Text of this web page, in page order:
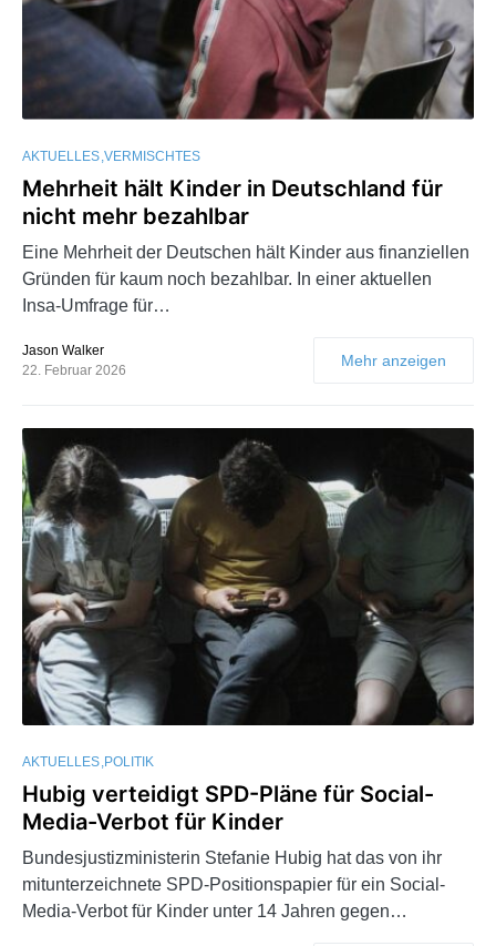
AKTUELLES VERMISCHTES
Mehrheit hält Kinder in Deutschland für
nicht mehr bezahlbar
Eine Mehrheit der Deutschen hält Kinder aus finanziellen
Gründen für kaum noch bezahlbar. In einer aktuellen
Insa-Umfrage für…
Jason Walker
22. Februar 2026
Mehr anzeigen
AKTUELLES POLITIK
Hubig verteidigt SPD-Pläne für Social-
Media-Verbot für Kinder
Bundesjustizministerin Stefanie Hubig hat das von ihr
mitunterzeichnete SPD-Positionspapier für ein Social-
Media-Verbot für Kinder unter 14 Jahren gegen…